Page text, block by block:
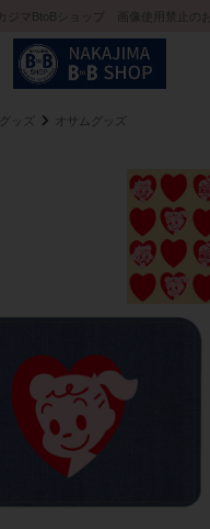
ジマBtoBショップ 画像使用禁止の
ッズ オサムグッズ